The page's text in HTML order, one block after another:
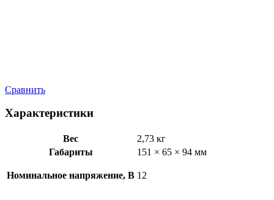
Сравнить
Характеристики
Вес
2,73 кг
Габариты
151 × 65 × 94 мм
Номинальное напряжение, В 12